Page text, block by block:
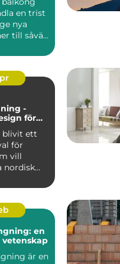
en trist
nya
till såväl
-
för
hem
blivit ett
för
vill
nordisk
en
vetenskap
är en